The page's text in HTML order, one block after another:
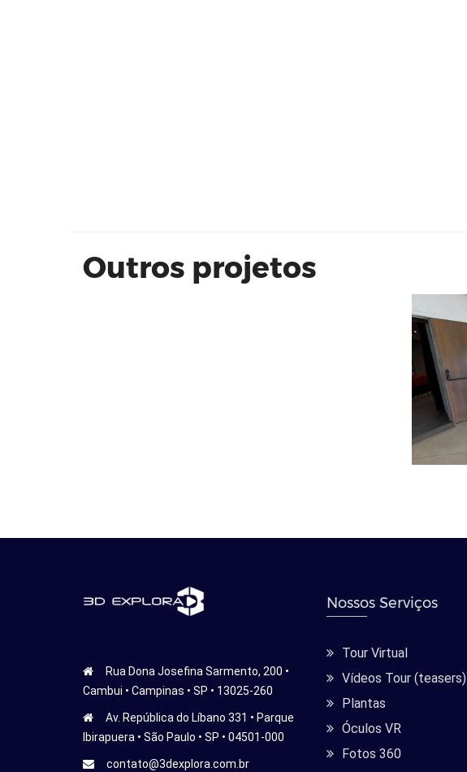
Outros projetos
Rua Dona Josefina Sarmento, 200 •
Cambui • Campinas • SP • 13025-260
Av. República do Líbano 331 • Parque
Ibirapuera • São Paulo • SP • 04501-000
contato@3dexplora.com.br
Nossos Serviços
Tour Virtual
Vídeos Tour (teasers)
Plantas
Óculos VR
Fotos 360